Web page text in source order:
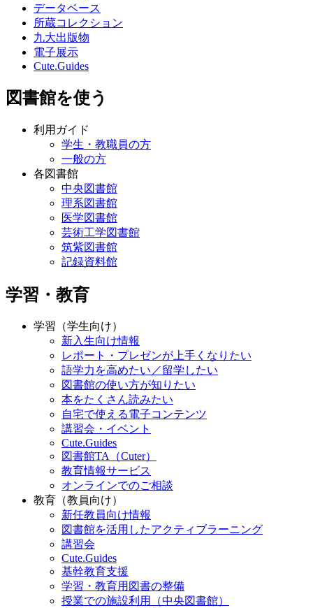
データベース
所蔵コレクション
九大出版物
電子展示
Cute.Guides
図書館を使う
利用ガイド
学生・教職員の方
一般の方
各図書館
中央図書館
理系図書館
医学図書館
芸術工学図書館
筑紫図書館
記録資料館
学習・教育
学習（学生向け）
新入生向け情報
レポート・プレゼンが上手くなりたい
語学力を高めたい／留学したい
図書館の使い方が知りたい
本をたくさん読みたい
自宅で使える電子コンテンツ
講習会・イベント
Cute.Guides
図書館TA（Cuter）
教育情報サービス
オンラインでのご相談
教育（教員向け）
新任教員向け情報
図書館を活用したアクティブラーニング
講習会
Cute.Guides
基幹教育支援
学習・教育用図書の整備
授業での施設利用（中央図書館）